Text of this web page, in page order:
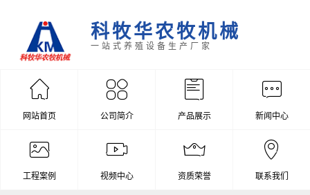
科牧华农牧机械
一站式养殖设备生产厂家
网站首页 公司简介 产品展示 新闻中心
工程案例 视频中心 资质荣誉 联系我们